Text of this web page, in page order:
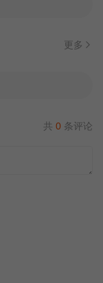
更多
共 0 条评论